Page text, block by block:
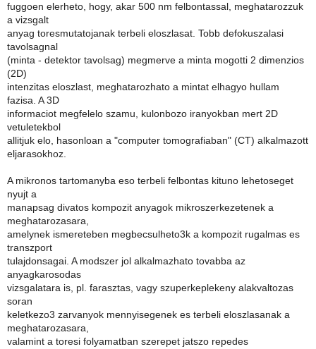
fuggoen elerheto, hogy, akar 500 nm felbontassal, meghatarozzuk
a vizsgalt
anyag toresmutatojanak terbeli eloszlasat. Tobb defokuszalasi
tavolsagnal
(minta - detektor tavolsag) megmerve a minta mogotti 2 dimenzios
(2D)
intenzitas eloszlast, meghatarozhato a mintat elhagyo hullam
fazisa. A 3D
informaciot megfelelo szamu, kulonbozo iranyokban mert 2D
vetuletekbol
allitjuk elo, hasonloan a "computer tomografiaban" (CT) alkalmazott
eljarasokhoz.
A mikronos tartomanyba eso terbeli felbontas kituno lehetoseget
nyujt a
manapsag divatos kompozit anyagok mikroszerkezetenek a
meghatarozasara,
amelynek ismereteben megbecsulheto3k a kompozit rugalmas es
transzport
tulajdonsagai. A modszer jol alkalmazhato tovabba az
anyagkarosodas
vizsgalatara is, pl. farasztas, vagy szuperkeplekeny alakvaltozas
soran
keletkezo3 zarvanyok mennyisegenek es terbeli eloszlasanak a
meghatarozasara,
valamint a toresi folyamatban szerepet jatszo repedes